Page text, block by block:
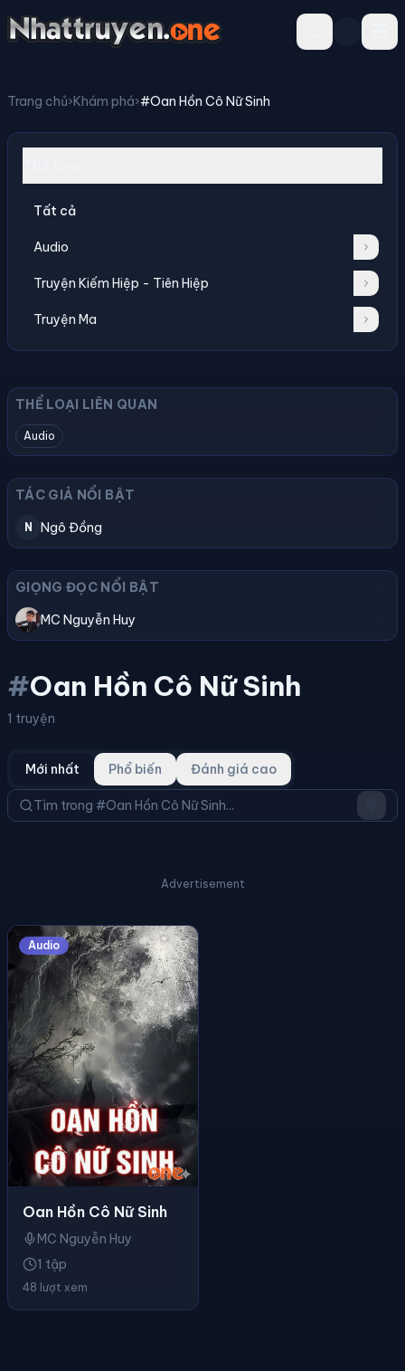
Trang chủ›Khám phá›#Oan Hồn Cô Nữ Sinh
Tất cả
Audio
Truyện Kiếm Hiệp - Tiên Hiệp
Truyện Ma
THỂ LOẠI LIÊN QUAN
Audio
TÁC GIẢ NỔI BẬT
N Ngô Đồng
GIỌNG ĐỌC NỔI BẬT
MC Nguyễn Huy
#Oan Hồn Cô Nữ Sinh
1 truyện
Mới nhất Phổ biến Đánh giá cao
Advertisement
Audio
Oan Hồn Cô Nữ Sinh
MC Nguyễn Huy
1 tập
48 lượt xem